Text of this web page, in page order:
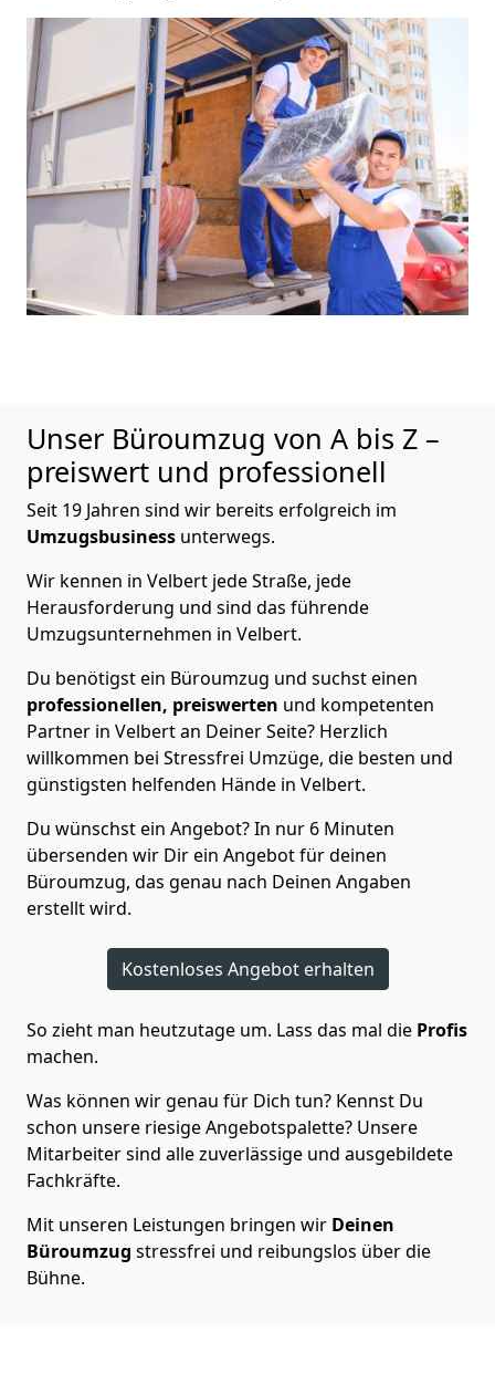
Unser Büroumzug von A bis Z –
preiswert und professionell
Seit 19 Jahren sind wir bereits erfolgreich im
Umzugsbusiness unterwegs.
Wir kennen in Velbert jede Straße, jede
Herausforderung und sind das führende
Umzugsunternehmen in Velbert.
Du benötigst ein Büroumzug und suchst einen
professionellen, preiswerten und kompetenten
Partner in Velbert an Deiner Seite? Herzlich
willkommen bei Stressfrei Umzüge, die besten und
günstigsten helfenden Hände in Velbert.
Du wünschst ein Angebot? In nur 6 Minuten
übersenden wir Dir ein Angebot für deinen
Büroumzug, das genau nach Deinen Angaben
erstellt wird.
Kostenloses Angebot erhalten
So zieht man heutzutage um. Lass das mal die Profis
machen.
Was können wir genau für Dich tun? Kennst Du
schon unsere riesige Angebotspalette? Unsere
Mitarbeiter sind alle zuverlässige und ausgebildete
Fachkräfte.
Mit unseren Leistungen bringen wir Deinen
Büroumzug stressfrei und reibungslos über die
Bühne.